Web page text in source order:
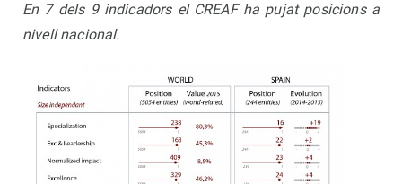
En 7 dels 9 indicadors el CREAF ha pujat posicions a
nivell nacional.